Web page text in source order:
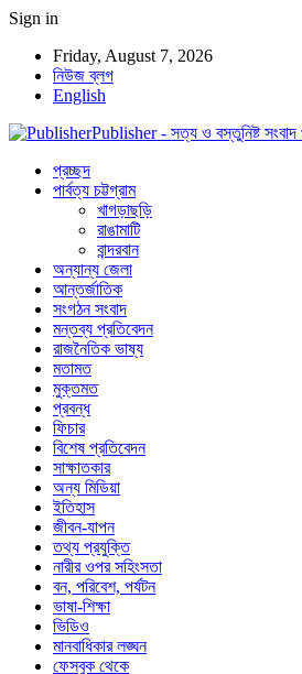
Sign in
Friday, August 7, 2026
নিউজ ব্লগ
English
Publisher - সত্য ও বস্তুনিষ্ট সংবাদ
প্রচ্ছদ
পার্বত্য চট্টগ্রাম
খাগড়াছড়ি
রাঙামাটি
বান্দরবান
অন্যান্য জেলা
আন্তর্জাতিক
সংগঠন সংবাদ
মন্তব্য প্রতিবেদন
রাজনৈতিক ভাষ্য
মতামত
মুক্তমত
প্রবন্ধ
ফিচার
বিশেষ প্রতিবেদন
সাক্ষাতকার
অন্য মিডিয়া
ইতিহাস
জীবন-যাপন
তথ্য প্রযুক্তি
নারীর ওপর সহিংসতা
বন, পরিবেশ, পর্যটন
ভাষা-শিক্ষা
ভিডিও
মানবাধিকার লঙ্ঘন
ফেসবুক থেকে